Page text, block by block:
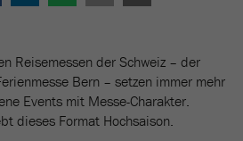
Reisemessen der Schweiz – der
Bern – setzen immer mehr
Events mit Messe-Charakter.
dieses Format Hochsaison.